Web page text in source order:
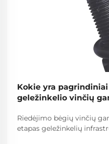
Kokie yra
geležinkelio vinčių
Riedėjimo bėgių vinčių
etapas geležinkelių